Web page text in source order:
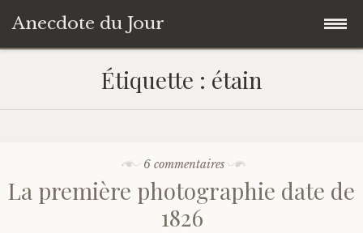
Anecdote du Jour
contenu
Livres de Culture Générale
À propos
Étiquette : étain
6 commentaires
La première photographie date de
1826